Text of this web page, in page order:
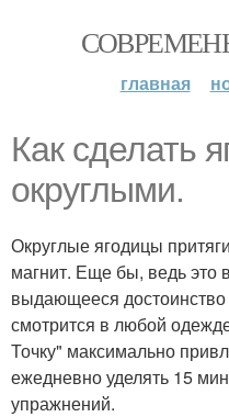
главная
Как сделать
округлыми.
Округлые ягодицы
магнит. Еще бы, ведь это
выдающееся
смотрится в любой
Точку" максимально
ежедневно уделять 15
упражнений.